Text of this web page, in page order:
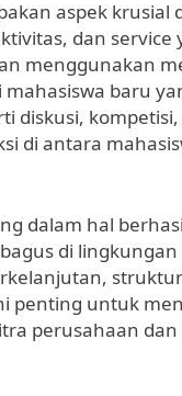
aspek
dan
menggunakan
baru
diskusi,
di antara
dalam hal
di
penting untuk
perusahaan